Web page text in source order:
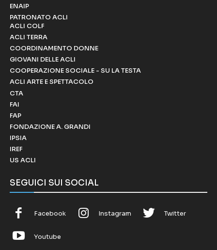
ENAIP
PATRONATO ACLI
ACLI COLF
ACLI TERRA
COORDINAMENTO DONNE
GIOVANI DELLE ACLI
COOPERAZIONE SOCIALE - SU LA TESTA
ACLI ARTE E SPETTACOLO
CTA
FAI
FAP
FONDAZIONE A. GRANDI
IPSIA
IREF
US ACLI
SEGUICI SUI SOCIAL
Facebook Instagram Twitter
Youtube